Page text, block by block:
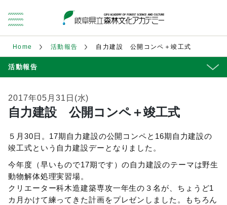
Home 活動報告 自力建設 公開コンペ＋竣工式
活動報告
2017年05月31日(水)
自力建設 公開コンペ＋竣工式
５月30日。17期自力建設の公開コンペと16期自力建設の
竣工式という自力建設デーとなりました。
今年度（早いもので17期です）の自力建設のテーマは野生
動物解体処理実習場。
クリエーター科木造建築専攻一年生の３名が、ちょうど1
カ月かけて練ってきた計画をプレゼンしました。もちろん